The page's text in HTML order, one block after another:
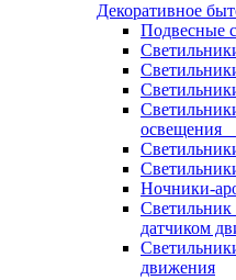
Декоративное
Подвесные
освещения
Ночники-
Светильник
датчиком
движения